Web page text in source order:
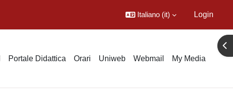
Italiano ‎(it)‎ Login
Portale Didattica Orari Uniweb Webmail My Media